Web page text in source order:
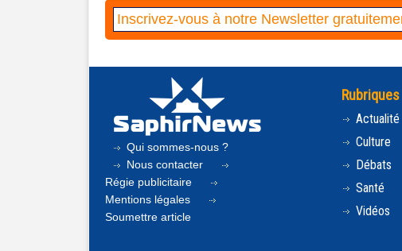
Qui sommes-nous ?
Nous contacter
Régie publicitaire
Mentions légales
Soumettre article
Rubriques
Actualité
Culture
Débats
Santé
Vidéos